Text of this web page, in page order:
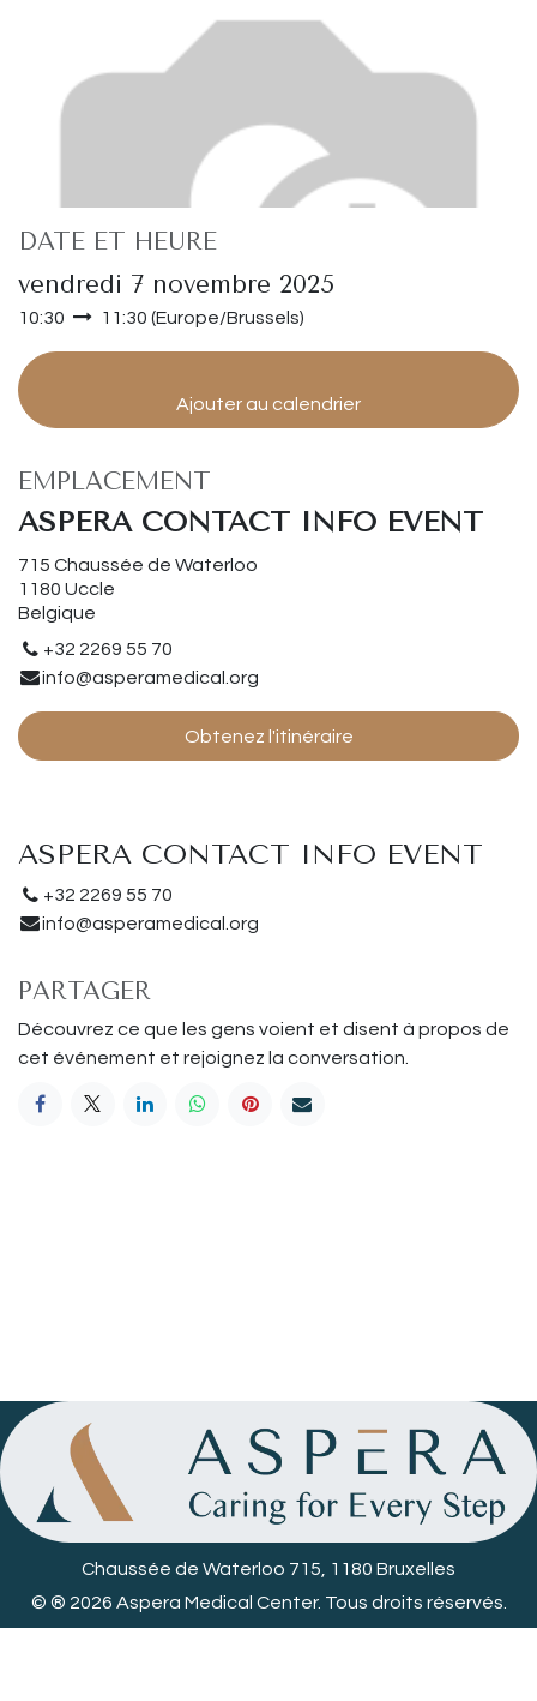
DATE ET HEURE
vendredi 7 novembre 2025
10:30 11:30 (Europe/Brussels)
Ajouter au calendrier
EMPLACEMENT
ASPERA CONTACT INFO EVENT
715 Chaussée de Waterloo
1180 Uccle
Belgique
+32 2269 55 70
info@asperamedical.org
Obtenez l'itinéraire
ASPERA CONTACT INFO EVENT
+32 2269 55 70
info@asperamedical.org
PARTAGER
Découvrez ce que les gens voient et disent à propos de
cet événement et rejoignez la conversation.
Chaussée de Waterloo 715, 1180 Bruxelles
© ® 2026 Aspera Medical Center. Tous droits réservés.